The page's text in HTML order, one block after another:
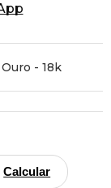
Ouro - 18k
Calcular